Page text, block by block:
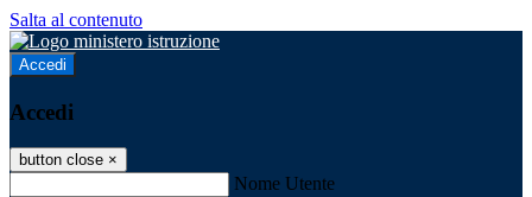
Salta al contenuto
Accedi
Accedi
button close ×
Nome Utente